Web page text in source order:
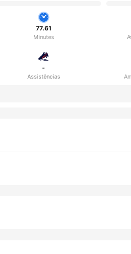
77.61
Minutes
-
Assistências